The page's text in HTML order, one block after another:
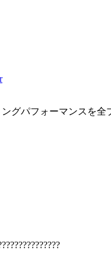
グパフォーマンスを全